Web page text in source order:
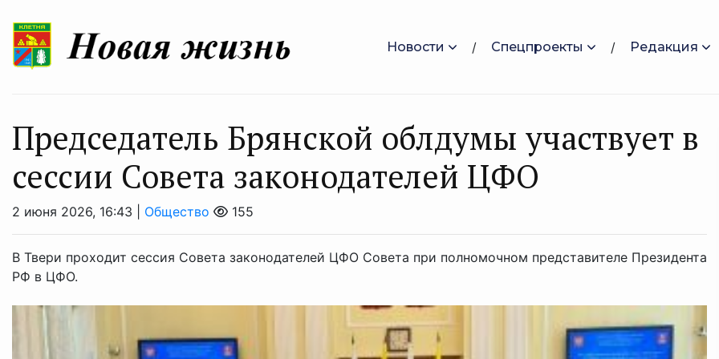
Новости Спецпроекты Редакция
Председатель Брянской облдумы участвует в
сессии Совета законодателей ЦФО
2 июня 2026, 16:43 | Общество 155
В Твери проходит сессия Совета законодателей ЦФО Совета при полномочном представителе Президента
РФ в ЦФО.